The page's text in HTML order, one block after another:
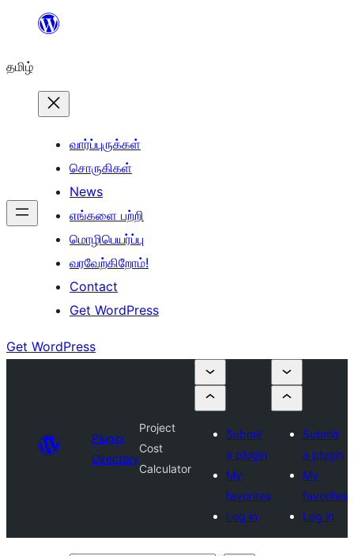
உள்ளடக்கத்திற்கு
தமிழ்
வார்ப்புருக்கள்
சொருகிகள்
News
எங்களை பற்றி
மொழிபெயர்ப்பு
வரவேற்கிறோம்!
Contact
Get WordPress
Get WordPress
Plugin
Directory
Project
Cost
Calculator
Submit
a plugin
My
favorites
Log in
Submit
a plugin
My
favorites
Log in